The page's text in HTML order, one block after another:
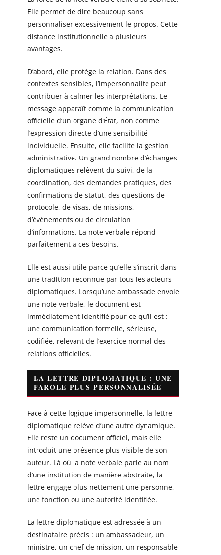
Elle permet de dire beaucoup sans
personnaliser excessivement le propos. Cette
distance institutionnelle a plusieurs
avantages.
D’abord, elle protège la relation. Dans des
contextes sensibles, l’impersonnalité peut
contribuer à calmer les interprétations. Le
message apparaît comme la communication
officielle d’un organe d’État, non comme
l’expression directe d’une sensibilité
individuelle. Ensuite, elle facilite la gestion
administrative. Un grand nombre d’échanges
diplomatiques relèvent du suivi, de la
coordination, des demandes pratiques, des
confirmations de statut, des questions de
protocole, de visas, de missions,
d’événements ou de circulation
d’informations. La note verbale répond
parfaitement à ces besoins.
Elle est aussi utile parce qu’elle s’inscrit dans
une tradition reconnue par tous les acteurs
diplomatiques. Lorsqu’une ambassade envoie
une note verbale, le document est
immédiatement identifié pour ce qu’il est :
une communication formelle, sérieuse,
codifiée, relevant de l’exercice normal des
relations officielles.
LA LETTRE DIPLOMATIQUE : UNE
PAROLE PLUS PERSONNALISÉE
Face à cette logique impersonnelle, la lettre
diplomatique relève d’une autre dynamique.
Elle reste un document officiel, mais elle
introduit une présence plus visible de son
auteur. Là où la note verbale parle au nom
d’une institution de manière abstraite, la
lettre engage plus nettement une personne,
une fonction ou une autorité identifiée.
La lettre diplomatique est adressée à un
destinataire précis : un ambassadeur, un
ministre, un chef de mission, un responsable